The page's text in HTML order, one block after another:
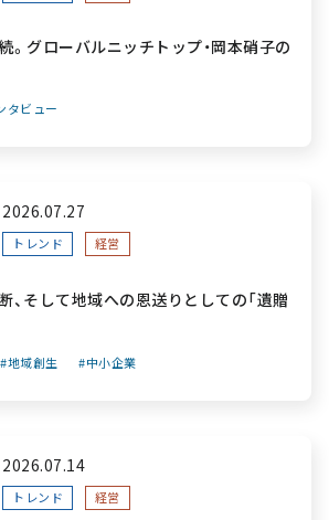
。グローバルニッチトップ・岡本硝子の
える経営戦略～
タビュー
2026.07.27
トレンド 経営
、そして地域への恩送りとしての「遺贈
地域創生 中小企業
2026.07.14
トレンド 経営